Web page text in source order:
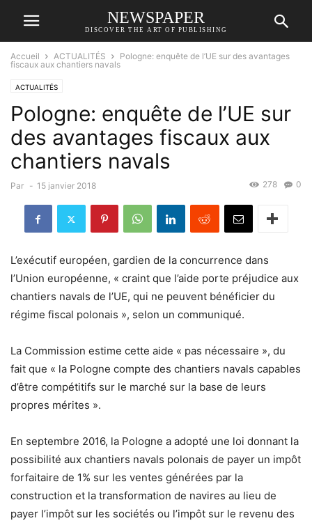
NEWSPAPER
DISCOVER THE ART OF PUBLISHING
Accueil ACTUALITÉS
Pologne: enquête de l’UE sur des avantages
fiscaux aux chantiers navals
ACTUALITÉS
Pologne: enquête de l’UE sur
des avantages fiscaux aux
chantiers navals
Par - 15 janvier 2018 0
278
L’exécutif européen, gardien de la concurrence dans
l’Union européenne, « craint que l’aide porte préjudice aux
chantiers navals de l’UE, qui ne peuvent bénéficier du
régime fiscal polonais », selon un communiqué.
La Commission estime cette aide « pas nécessaire », du
fait que « la Pologne compte des chantiers navals capables
d’être compétitifs sur le marché sur la base de leurs
propres mérites ».
En septembre 2016, la Pologne a adopté une loi donnant la
possibilité aux chantiers navals polonais de payer un impôt
forfaitaire de 1% sur les ventes générées par la
construction et la transformation de navires au lieu de
payer l’impôt sur les sociétés ou l’impôt sur le revenu des